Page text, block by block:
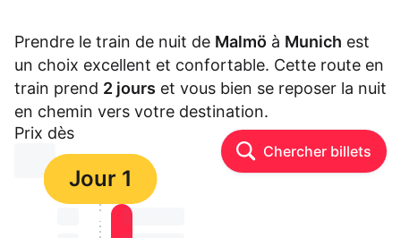
Prendre le train de nuit de Malmö à Munich est
un choix excellent et confortable. Cette route en
train prend 2 jours et vous bien se reposer la nuit
en chemin vers votre destination.
Prix dès
⏳⏳ Chercher billets
Jour 1
⏳⏳ ⏳ ⏳⏳